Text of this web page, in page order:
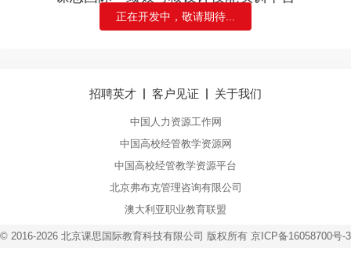
正在开发中，敬请期待...
招聘英才 客户见证 关于我们
中国人力资源工作网
中国高校经管教学资源网
中国高校经管教学资源平台
北京弗布克管理咨询有限公司
澳大利亚职业教育联盟
© 2016-2026 北京课思国际教育科技有限公司 版权所有 京ICP备16058700号-3